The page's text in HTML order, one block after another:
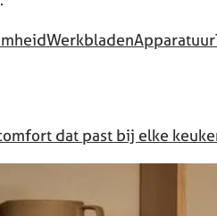
WerkbladenApparatuur
dat past bij elke